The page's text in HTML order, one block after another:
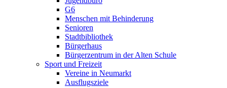
G6
Menschen mit Behinderung
Senioren
Stadtbibliothek
Bürgerhaus
Bürgerzentrum in der Alten Schule
Sport und Freizeit
Vereine in Neumarkt
Ausflugsziele